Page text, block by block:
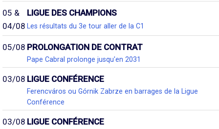
05 &
04/08
LIGUE DES CHAMPIONS
Les résultats du 3e tour aller de la C1
05/08 PROLONGATION DE CONTRAT
Pape Cabral prolonge jusqu'en 2031
03/08 LIGUE CONFÉRENCE
Ferencváros ou Górnik Zabrze en barrages de la Ligue
Conférence
03/08 LIGUE CONFÉRENCE